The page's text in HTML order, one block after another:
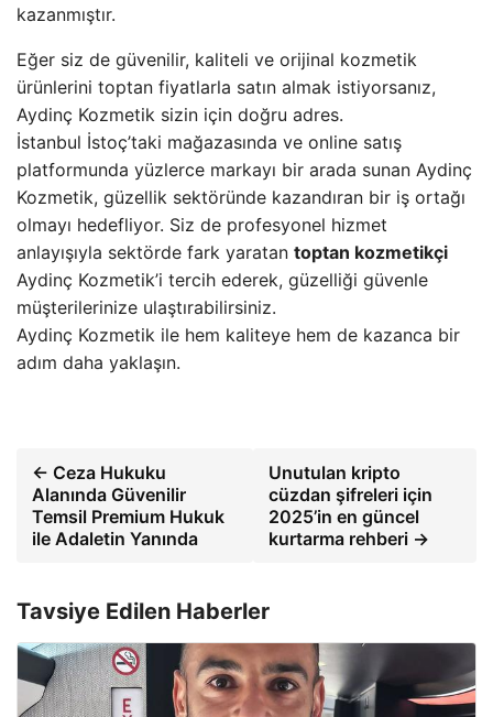
kazanmıştır.
Eğer siz de güvenilir, kaliteli ve orijinal kozmetik
ürünlerini toptan fiyatlarla satın almak istiyorsanız,
Aydinç Kozmetik sizin için doğru adres.
İstanbul İstoç’taki mağazasında ve online satış
platformunda yüzlerce markayı bir arada sunan Aydinç
Kozmetik, güzellik sektöründe kazandıran bir iş ortağı
olmayı hedefliyor. Siz de profesyonel hizmet
anlayışıyla sektörde fark yaratan toptan kozmetikçi
Aydinç Kozmetik’i tercih ederek, güzelliği güvenle
müşterilerinize ulaştırabilirsiniz.
Aydinç Kozmetik ile hem kaliteye hem de kazanca bir
adım daha yaklaşın.
← Ceza Hukuku
Alanında Güvenilir
Temsil Premium Hukuk
ile Adaletin Yanında
Unutulan kripto
cüzdan şifreleri için
2025’in en güncel
kurtarma rehberi →
Tavsiye Edilen Haberler